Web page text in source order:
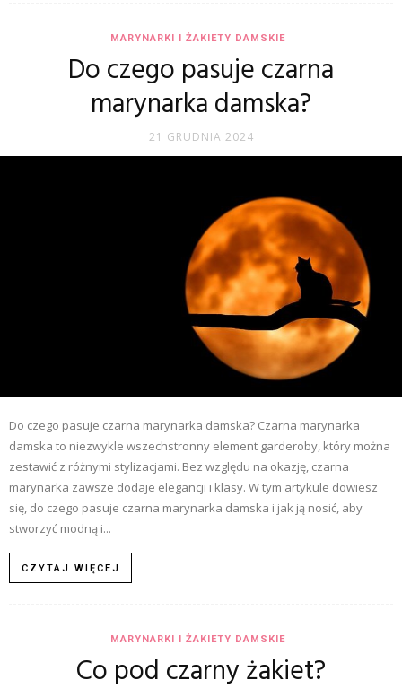
MARYNARKI I ŻAKIETY DAMSKIE
Do czego pasuje czarna
marynarka damska?
21 GRUDNIA 2024
Do czego pasuje czarna marynarka damska? Czarna marynarka
damska to niezwykle wszechstronny element garderoby, który można
zestawić z różnymi stylizacjami. Bez względu na okazję, czarna
marynarka zawsze dodaje elegancji i klasy. W tym artykule dowiesz
się, do czego pasuje czarna marynarka damska i jak ją nosić, aby
stworzyć modną i...
CZYTAJ WIĘCEJ
MARYNARKI I ŻAKIETY DAMSKIE
Co pod czarny żakiet?